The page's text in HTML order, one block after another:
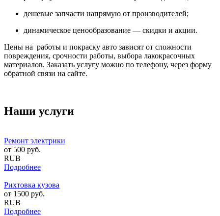
дешевые запчасти напрямую от производителей;
динамическое ценообразование — скидки и акции.
Цены на работы и покраску авто зависят от сложности
повреждения, срочности работы, выбора лакокрасочных
материалов. Заказать услугу можно по телефону, через форму
обратной связи на сайте.
Наши услуги
Ремонт электрики
от 500 руб.
RUB
Подробнее
Рихтовка кузова
от 1500 руб.
RUB
Подробнее